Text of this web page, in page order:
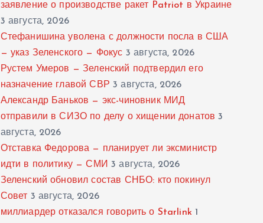
заявление о производстве ракет Patriot в Украине
3 августа, 2026
Стефанишина уволена с должности посла в США
— указ Зеленского — Фокус 3 августа, 2026
Рустем Умеров — Зеленский подтвердил его
назначение главой СВР 3 августа, 2026
Александр Баньков — экс-чиновник МИД
отправили в СИЗО по делу о хищении донатов 3
августа, 2026
Отставка Федорова — планирует ли эксминистр
идти в политику — СМИ 3 августа, 2026
Зеленский обновил состав СНБО: кто покинул
Совет 3 августа, 2026
миллиардер отказался говорить о Starlink 1